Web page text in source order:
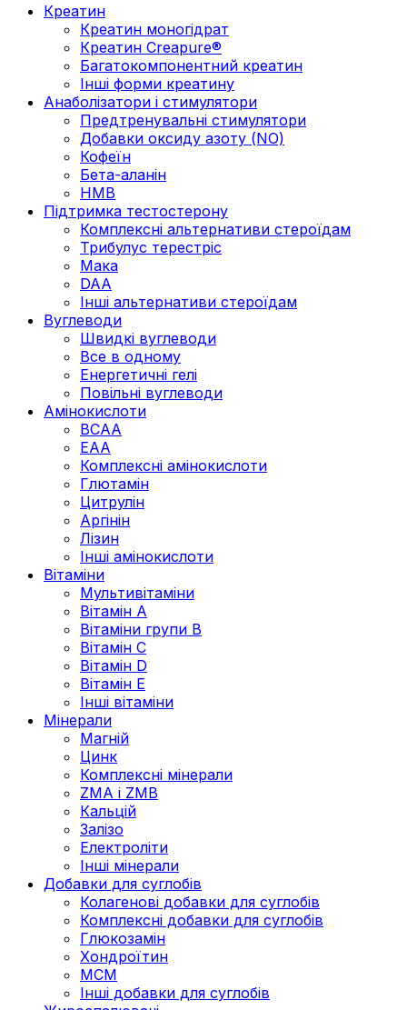
Креатин
Креатин моногідрат
Креатин Creapure®
Багатокомпонентний креатин
Інші форми креатину
Анаболізатори і стимулятори
Предтренувальні стимулятори
Добавки оксиду азоту (NO)
Кофеїн
Бета-аланін
HMB
Підтримка тестостерону
Комплексні альтернативи стероїдам
Трибулус терестріс
Мака
DAA
Інші альтернативи стероїдам
Вуглеводи
Швидкі вуглеводи
Все в одному
Енергетичні гелі
Повільні вуглеводи
Амінокислоти
BCAA
EAA
Комплексні амінокислоти
Глютамін
Цитрулін
Аргінін
Лізин
Інші амінокислоти
Вітаміни
Мультивітаміни
Вітамін А
Вітаміни групи В
Вітамін C
Вітамін D
Вітамін Е
Інші вітаміни
Мінерали
Магній
Цинк
Комплексні мінерали
ZMA і ZMB
Кальцій
Залізо
Електроліти
Інші мінерали
Добавки для суглобів
Колагенові добавки для суглобів
Комплексні добавки для суглобів
Глюкозамін
Хондроїтин
МСМ
Інші добавки для суглобів